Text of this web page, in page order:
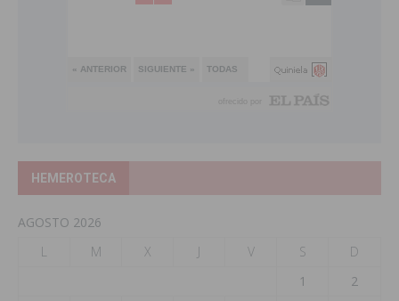
HEMEROTECA
AGOSTO 2026
L
M X J V S
D
1
2